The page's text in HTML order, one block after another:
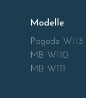
Modelle
Pagode W113
MB W110
MB W111